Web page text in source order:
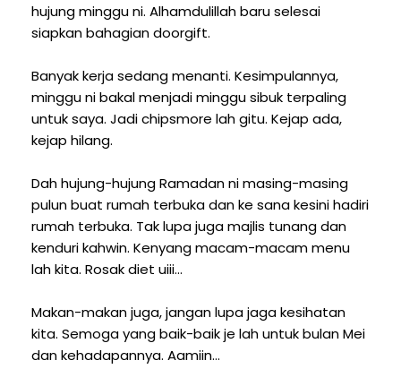
hujung minggu ni. Alhamdulillah baru selesai
siapkan bahagian doorgift.
Banyak kerja sedang menanti. Kesimpulannya,
minggu ni bakal menjadi minggu sibuk terpaling
untuk saya. Jadi chipsmore lah gitu. Kejap ada,
kejap hilang.
Dah hujung-hujung Ramadan ni masing-masing
pulun buat rumah terbuka dan ke sana kesini hadiri
rumah terbuka. Tak lupa juga majlis tunang dan
kenduri kahwin. Kenyang macam-macam menu
lah kita. Rosak diet uiii...
Makan-makan juga, jangan lupa jaga kesihatan
kita. Semoga yang baik-baik je lah untuk bulan Mei
dan kehadapannya. Aamiin...